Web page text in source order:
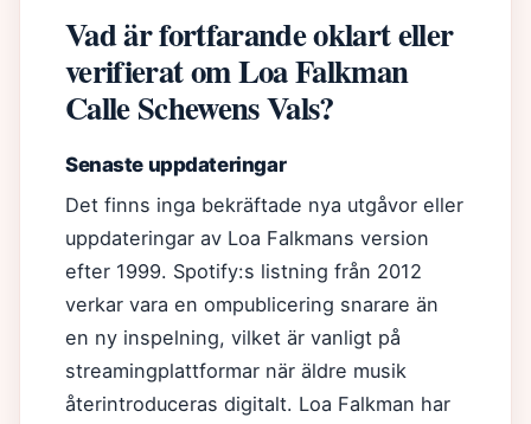
Vad är fortfarande oklart eller
verifierat om Loa Falkman
Calle Schewens Vals?
Senaste uppdateringar
Det finns inga bekräftade nya utgåvor eller
uppdateringar av Loa Falkmans version
efter 1999. Spotify:s listning från 2012
verkar vara en ompublicering snarare än
en ny inspelning, vilket är vanligt på
streamingplattformar när äldre musik
återintroduceras digitalt. Loa Falkman har